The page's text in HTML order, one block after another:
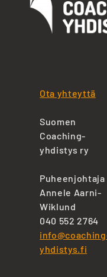
Ota yhteyttä
Suomen
Coaching-
yhdistys ry
Puheenjohtaja
Annele Aarni-
Wiklund
040 552 2764
yhdistys.fi